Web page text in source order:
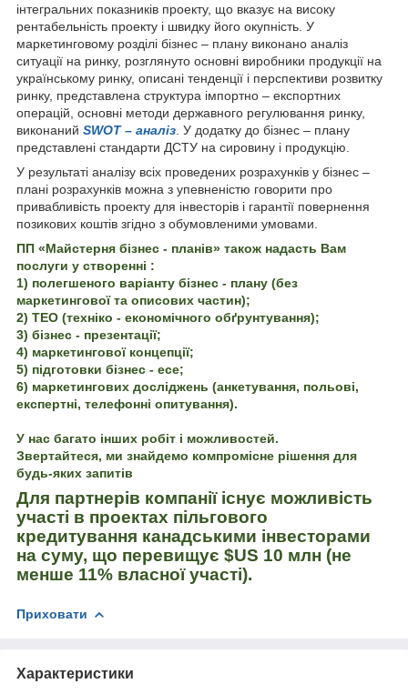
інтегральних показників проекту, що вказує на високу
рентабельність проекту і швидку його окупність. У
маркетинговому розділі бізнес – плану виконано аналіз
ситуації на ринку, розглянуто основні виробники продукції на
українському ринку, описані тенденції і перспективи розвитку
ринку, представлена структура імпортно – експортних
операцій, основні методи державного регулювання ринку,
виконаний SWOT – аналіз . У додатку до бізнес – плану
представлені стандарти ДСТУ на сировину і продукцію.
У результаті аналізу всіх проведених розрахунків у бізнес –
плані розрахунків можна з упевненістю говорити про
привабливість проекту для інвесторів і гарантії повернення
позикових коштів згідно з обумовленими умовами.
ПП «Майстерня бізнес - планів» також надасть Вам
послуги у створенні :
1) полегшеного варіанту бізнес - плану (без
маркетингової та описових частин);
2) ТЕО (техніко - економічного обґрунтування);
3) бізнес - презентації;
4) маркетингової концепції;
5) підготовки бізнес - есе;
6) маркетингових досліджень (анкетування, польові,
експертні, телефонні опитування).
У нас багато інших робіт і можливостей.
Звертайтеся, ми знайдемо компромісне рішення для
будь-яких запитів
Для партнерів компанії існує можливість
участі в проектах пільгового
кредитування канадськими інвесторами
на суму, що перевищує $US 10 млн (не
менше 11% власної участі).
Приховати
Характеристики